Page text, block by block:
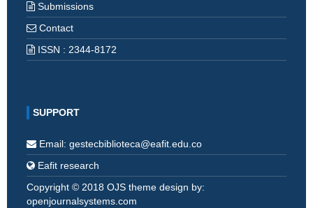
Submissions
Contact
ISSN : 2344-8172
SUPPORT
Email: gestecbiblioteca@eafit.edu.co
Eafit research
Copyright © 2018 OJS theme design by:
openjournalsystems.com